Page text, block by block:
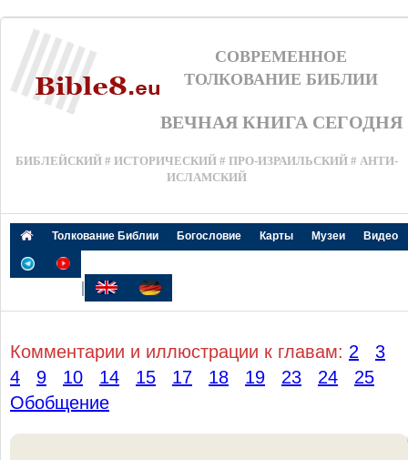
СОВРЕМЕННОЕ
ТОЛКОВАНИЕ БИБЛИИ
ВЕЧНАЯ КНИГА СЕГОДНЯ
БИБЛЕЙСКИЙ # ИСТОРИЧЕСКИЙ # ПРО-ИЗРАИЛЬСКИЙ # АНТИ-
ИСЛАМСКИЙ
Толкование Библии Богословие Карты Музеи Видео
|
Комментарии и иллюстрации к главам: 2
3
4
9 10 14 15 17 18 19 23 24
25
Обобщение